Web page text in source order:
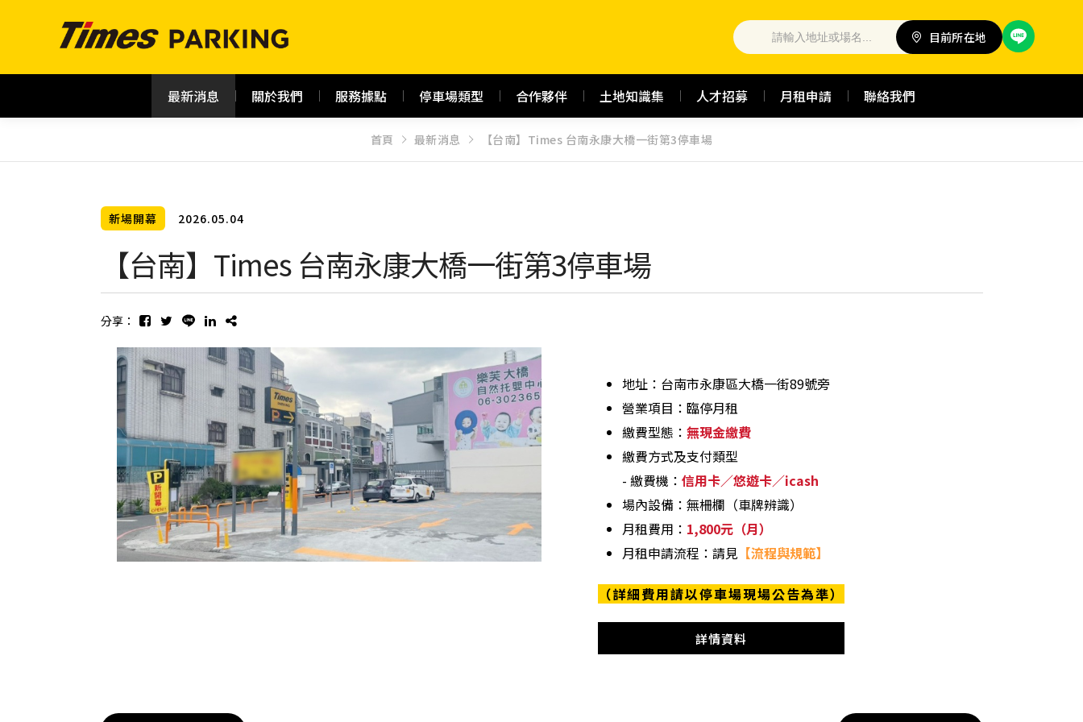
目前所在地
最新消息 關於我們 服務據點 停車場類型 合作夥伴 土地知識集 人才招募 月租申請 聯絡我們
首頁 最新消息 【台南】Times 台南永康大橋一街第3停車場
新場開幕 2026.05.04
【台南】Times 台南永康大橋一街第3停車場
分享：
地址：台南市永康區大橋一街89號旁
營業項目：臨停月租
繳費型態： 無現金繳費
繳費方式及支付類型
- 繳費機： 信用卡／悠遊卡／icash
場內設備：無柵欄（車牌辨識）
月租費用： 1,800元（月）
月租申請流程：請見 【流程與規範】
（詳細費用請以停車場現場公告為準）
詳情資料